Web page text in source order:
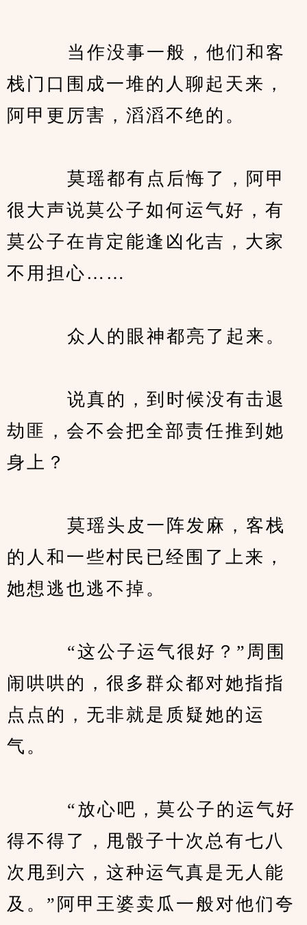
当作没事一般，他们和客
栈门口围成一堆的人聊起天来，
阿甲更厉害，滔滔不绝的。
莫瑶都有点后悔了，阿甲
很大声说莫公子如何运气好，有
莫公子在肯定能逢凶化吉，大家
不用担心……
众人的眼神都亮了起来。
说真的，到时候没有击退
劫匪，会不会把全部责任推到她
身上？
莫瑶头皮一阵发麻，客栈
的人和一些村民已经围了上来，
她想逃也逃不掉。
“这公子运气很好？”周围
闹哄哄的，很多群众都对她指指
点点的，无非就是质疑她的运
气。
“放心吧，莫公子的运气好
得不得了，甩骰子十次总有七八
次甩到六，这种运气真是无人能
及。”阿甲王婆卖瓜一般对他们夸